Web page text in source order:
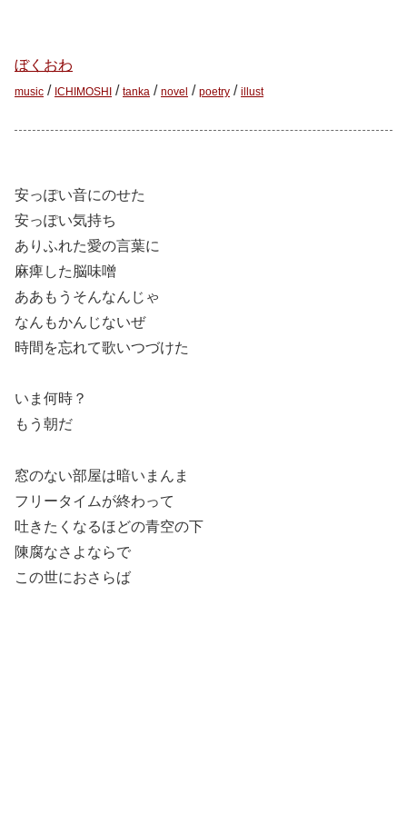
ぼくおわ
music / ICHIMOSHI / tanka / novel / poetry / illust
安っぽい音にのせた
安っぽい気持ち
ありふれた愛の言葉に
麻痺した脳味噌
ああもうそんなんじゃ
なんもかんじないぜ
時間を忘れて歌いつづけた
いま何時？
もう朝だ
窓のない部屋は暗いまんま
フリータイムが終わって
吐きたくなるほどの青空の下
陳腐なさよならで
この世におさらば